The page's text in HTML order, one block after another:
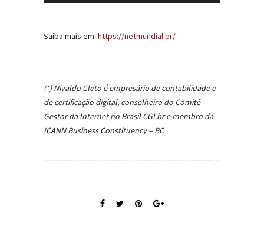
Saiba mais em: https://netmundial.br/
(*) Nivaldo Cleto é empresário de contabilidade e
de certificação digital, conselheiro do Comitê
Gestor da Internet no Brasil CGI.br e membro da
ICANN Business Constituency – BC